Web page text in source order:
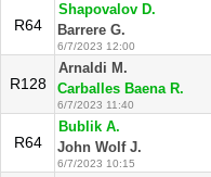
R64
Shapovalov D.
Barrere G.
6/7/2023 12:00
R128
Arnaldi M.
Carballes Baena R.
6/7/2023 11:40
R64
Bublik A.
John Wolf J.
6/7/2023 10:15